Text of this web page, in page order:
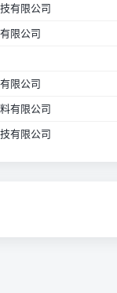
有限公司
限公司
限公司
有限公司
有限公司